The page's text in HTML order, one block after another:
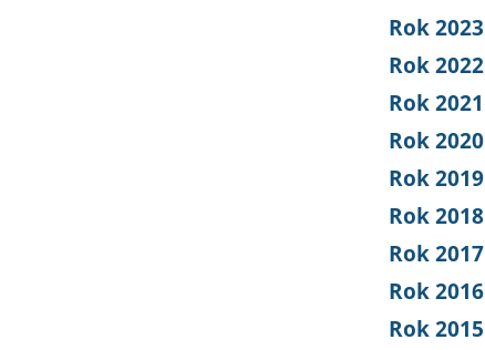
Rok 2023
Rok 2022
Rok 2021
Rok 2020
Rok 2019
Rok 2018
Rok 2017
Rok 2016
Rok 2015